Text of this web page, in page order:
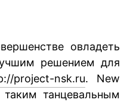
овладеть
решением для
project-nsk.ru. New
танцевальным